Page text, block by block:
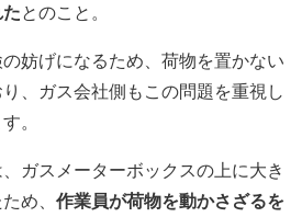
とのこと。
妨げになるため、荷物を置かない
、ガス会社側もこの問題を重視し
。
ガスメーターボックスの上に大き
め、 作業員が荷物を動かさざるを